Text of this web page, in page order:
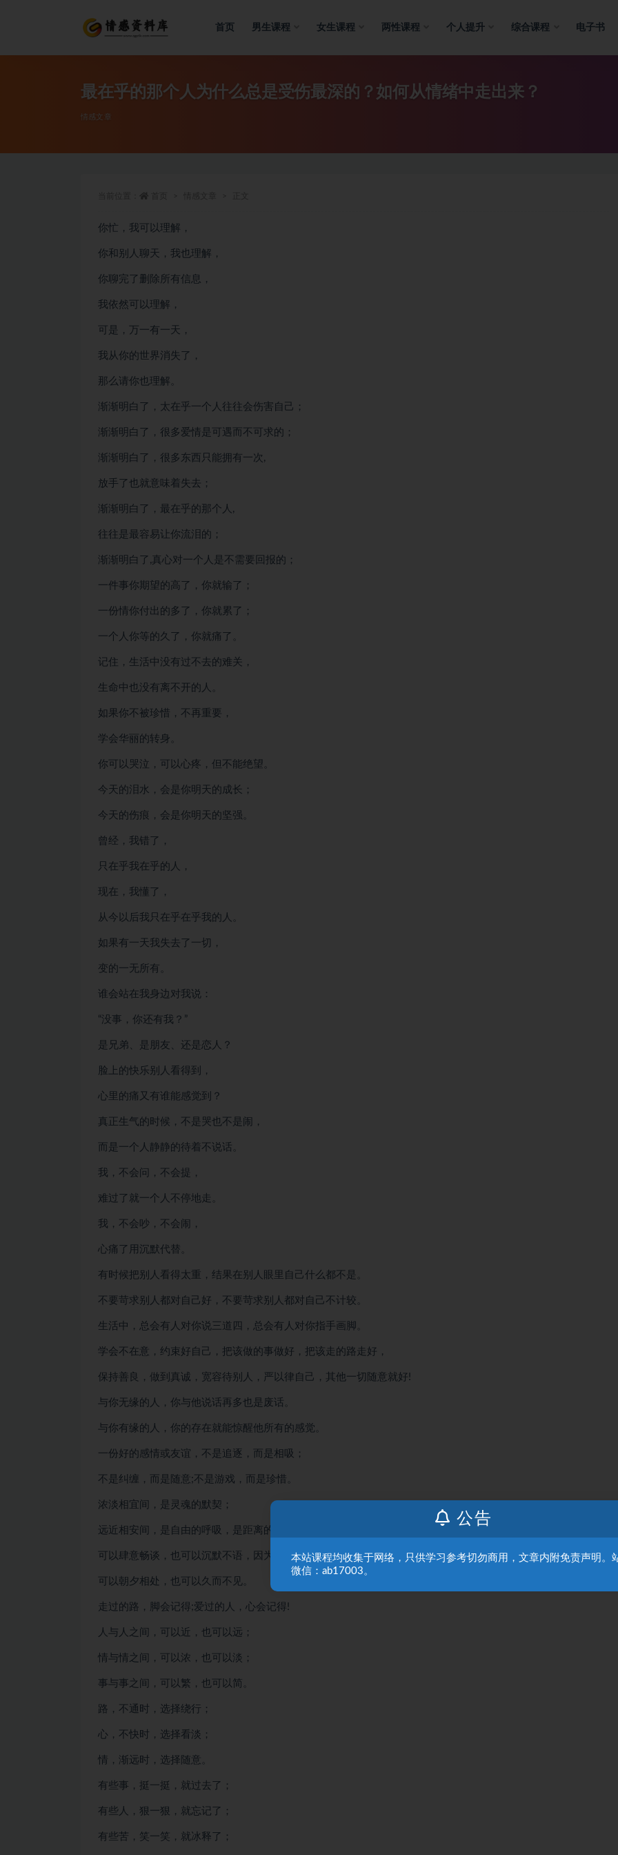
首页 男生课程 女生课程 两性课程 个人提升 综合课程 电子书
最在乎的那个人为什么总是受伤最深的？如何从情绪中走出来？
情感文章
你忙，我可以理解，
你和别人聊天，我也理解，
你聊完了删除所有信息，
我依然可以理解，
可是，万一有一天，
我从你的世界消失了，
那么请你也理解。
渐渐明白了，太在乎一个人往往会伤害自己；
渐渐明白了，很多爱情是可遇而不可求的；
渐渐明白了，很多东西只能拥有一次,
放手了也就意味着失去；
渐渐明白了，最在乎的那个人,
往往是最容易让你流泪的；
渐渐明白了,真心对一个人是不需要回报的；
一件事你期望的高了，你就输了；
一份情你付出的多了，你就累了；
一个人你等的久了，你就痛了。
记住，生活中没有过不去的难关，
生命中也没有离不开的人。
如果你不被珍惜，不再重要，
学会华丽的转身。
你可以哭泣，可以心疼，但不能绝望。
今天的泪水，会是你明天的成长；
今天的伤痕，会是你明天的坚强。
曾经，我错了，
只在乎我在乎的人，
现在，我懂了，
从今以后我只在乎在乎我的人。
如果有一天我失去了一切，
变的一无所有。
谁会站在我身边对我说：
“没事，你还有我？”
是兄弟、是朋友、还是恋人？
脸上的快乐别人看得到，
心里的痛又有谁能感觉到？
真正生气的时候，不是哭也不是闹，
而是一个人静静的待着不说话。
我，不会问，不会提，
难过了就一个人不停地走。
我，不会吵，不会闹，
心痛了用沉默代替。
有时候把别人看得太重，结果在别人眼里自己什么都不是。
不要苛求别人都对自己好，不要苛求别人都对自己不计较。
生活中，总会有人对你说三道四，总会有人对你指手画脚。
学会不在意，约束好自己，把该做的事做好，把该走的路走好，
保持善良，做到真诚，宽容待别人，严以律自己，其他一切随意就好!
与你无缘的人，你与他说话再多也是废话。
与你有缘的人，你的存在就能惊醒他所有的感觉。
一份好的感情或友谊，不是追逐，而是相吸；
不是纠缠，而是随意;不是游戏，而是珍惜。
浓淡相宜间，是灵魂的默契；
远近相安间，是自由的呼吸，是距离的美丽。
可以肆意畅谈，也可以沉默不语，因为心懂；
可以朝夕相处，也可以久而不见。
走过的路，脚会记得;爱过的人，心会记得!
人与人之间，可以近，也可以远；
情与情之间，可以浓，也可以淡；
事与事之间，可以繁，也可以简。
路，不通时，选择绕行；
心，不快时，选择看淡；
情，渐远时，选择随意。
有些事，挺一挺，就过去了；
有些人，狠一狠，就忘记了；
有些苦，笑一笑，就冰释了；
公告
本站课程均收集于网络，只供学习参考切勿商用，文章内附免责声明。
微信：ab17003。